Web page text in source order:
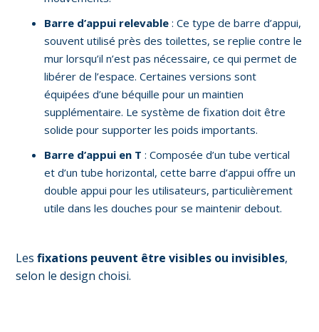
Barre d’appui relevable : Ce type de barre d’appui,
souvent utilisé près des toilettes, se replie contre le
mur lorsqu’il n’est pas nécessaire, ce qui permet de
libérer de l’espace. Certaines versions sont
équipées d’une béquille pour un maintien
supplémentaire. Le système de fixation doit être
solide pour supporter les poids importants.
Barre d’appui en T : Composée d’un tube vertical
et d’un tube horizontal, cette barre d’appui offre un
double appui pour les utilisateurs, particulièrement
utile dans les douches pour se maintenir debout.
Lesfixations peuvent être visibles ou invisibles,
selon le design choisi.